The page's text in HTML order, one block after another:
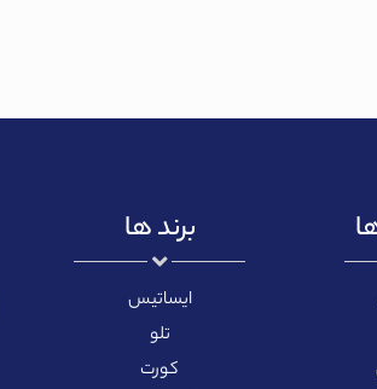
برند ها
ایساتیس
تلو
کورت